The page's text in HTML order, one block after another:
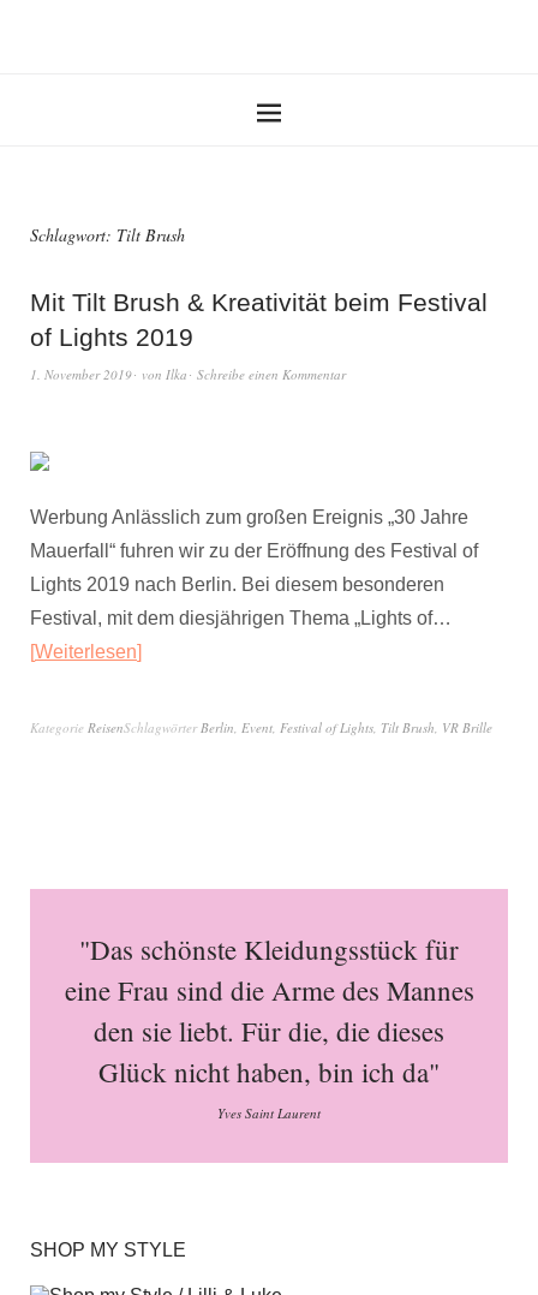
Schlagwort: Tilt Brush
Mit Tilt Brush & Kreativität beim Festival
of Lights 2019
1. November 2019 von Ilka Schreibe einen Kommentar
Werbung Anlässlich zum großen Ereignis „30 Jahre
Mauerfall“ fuhren wir zu der Eröffnung des Festival of
Lights 2019 nach Berlin. Bei diesem besonderen
Festival, mit dem diesjährigen Thema „Lights of…
Weiterlesen
Kategorie ReisenSchlagwörterBerlin, Event, Festival of Lights, Tilt Brush, VR Brille
"Das schönste Kleidungsstück für
eine Frau sind die Arme des Mannes
den sie liebt. Für die, die dieses
Glück nicht haben, bin ich da"
Yves Saint Laurent
SHOP MY STYLE